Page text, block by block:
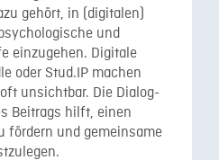
gehört, in (digitalen)
und
einzugehen. Digitale
oder Stud.IP machen
unsichtbar. Die Dialog-
Beitrags hilft, einen
fördern und gemeinsame